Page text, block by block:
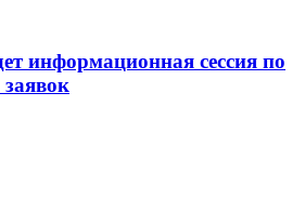
информационная сессия по